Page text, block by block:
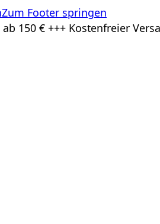
Zum Footer springen
150 € +++ Kostenfreier